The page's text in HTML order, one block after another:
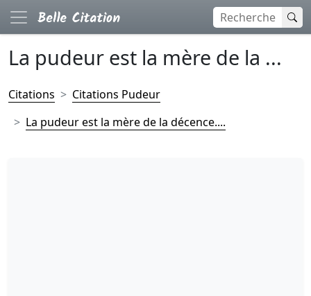
La pudeur est la mère de la ...
Citations
Citations Pudeur
La pudeur est la mère de la décence....